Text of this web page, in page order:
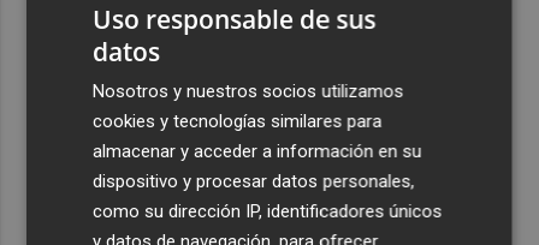
Uso responsable de sus
datos
Nosotros y nuestros socios utilizamos
cookies y tecnologías similares para
almacenar y acceder a información en su
dispositivo y procesar datos personales,
como su dirección IP, identificadores únicos